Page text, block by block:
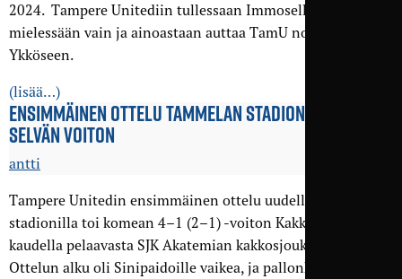
2024. Tampere Unitediin tullessaan Immosella on
mielessään vain ja ainoastaan auttaa TamU nousemaan
Ykköseen.
(lisää…)
ENSIMMÄINEN OTTELU TAMMELAN STADIONILLA TOI
SELVÄN VOITON
antti
Tampere Unitedin ensimmäinen ottelu uudella Tammelan
stadionilla toi komean 4–1 (2–1) -voiton Kakkosessa tällä
kaudella pelaavasta SJK Akatemian kakkosjoukkueesta.
Ottelun alku oli Sinipaidoille vaikea, ja pallonhallinta oli